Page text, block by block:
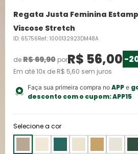
Regata Justa Feminina
Viscose Stretch
ID: 65756Ref.: 1000132923DM48A
deR$69,90porR$ 56,00 -
Em até10x de R$ 5,60 sem juros
Faça sua primeira compra no APPe
desconto com o cupom:APP15
Selecione a cor